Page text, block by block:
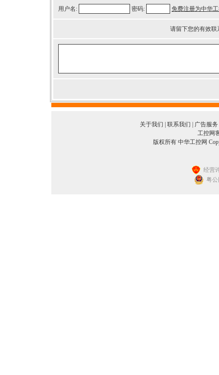
用户名: 密码: 免费注册为中华
请留下您的有效
关于我们 联系我们 广告服务
工控网
版权所有 中华工控网
经营
粤公